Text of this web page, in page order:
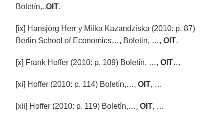
Boletín,..OIT.
[ix] Hansjörg Herr y Milka Kazandziska (2010: p. 87)
Berlin School of Economics…, Boletin, …,OIT.
[x] Frank Hoffer (2010: p. 109) Boletín, …,OIT…
[xi] Hoffer (2010: p. 114) Boletín,…,OIT, …
[xii] Hoffer (2010: p. 119) Boletín,…,OIT, …